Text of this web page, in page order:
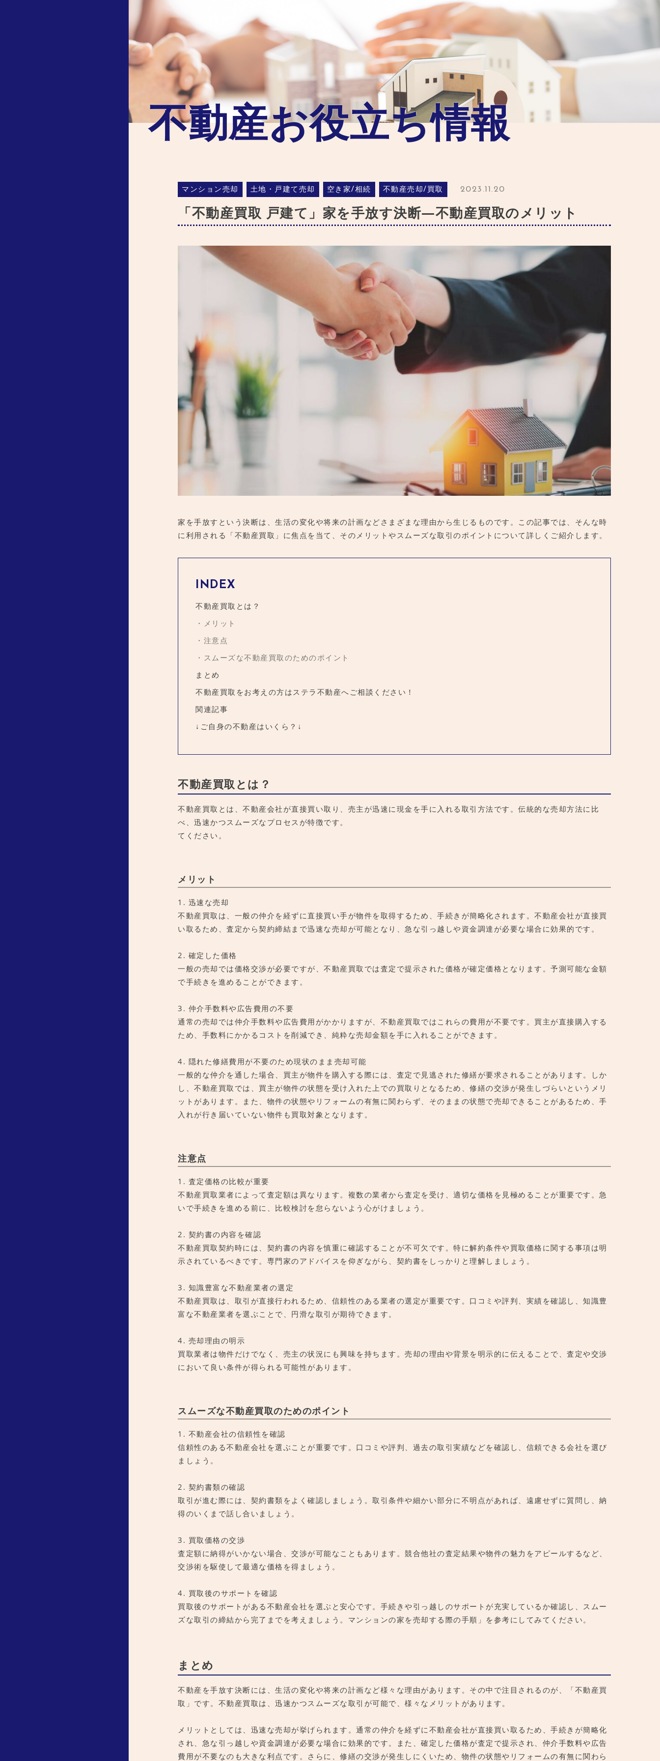
不動産お役立ち情報
マンション売却 土地・戸建て売却 空き家/相続 不動産売却/買取 2023.11.20
「不動産買取 戸建て」家を手放す決断―不動産買取のメリット
家を手放すという決断は、生活の変化や将来の計画などさまざまな理由から生じるものです。この記事では、そんな時
に利用される「不動産買取」に焦点を当て、そのメリットやスムーズな取引のポイントについて詳しくご紹介します。
INDEX
不動産買取とは？
メリット
注意点
スムーズな不動産買取のためのポイント
まとめ
不動産買取をお考えの方はステラ不動産へご相談ください！
関連記事
↓ご自身の不動産はいくら？↓
不動産買取とは？
不動産買取とは、不動産会社が直接買い取り、売主が迅速に現金を手に入れる取引方法です。伝統的な売却方法に比
べ、迅速かつスムーズなプロセスが特徴です。
てください。
メリット
1. 迅速な売却
不動産買取は、一般の仲介を経ずに直接買い手が物件を取得するため、手続きが簡略化されます。不動産会社が直接買
い取るため、査定から契約締結まで迅速な売却が可能となり、急な引っ越しや資金調達が必要な場合に効果的です。
2. 確定した価格
一般の売却では価格交渉が必要ですが、不動産買取では査定で提示された価格が確定価格となります。予測可能な金額
で手続きを進めることができます。
3. 仲介手数料や広告費用の不要
通常の売却では仲介手数料や広告費用がかかりますが、不動産買取ではこれらの費用が不要です。買主が直接購入する
ため、手数料にかかるコストを削減でき、純粋な売却金額を手に入れることができます。
4. 隠れた修繕費用が不要のため現状のまま売却可能
一般的な仲介を通した場合、買主が物件を購入する際には、査定で見逃された修繕が要求されることがあります。しか
し、不動産買取では、買主が物件の状態を受け入れた上での買取りとなるため、修繕の交渉が発生しづらいというメリ
ットがあります。また、物件の状態やリフォームの有無に関わらず、そのままの状態で売却できることがあるため、手
入れが行き届いていない物件も買取対象となります。
注意点
1. 査定価格の比較が重要
不動産買取業者によって査定額は異なります。複数の業者から査定を受け、適切な価格を見極めることが重要です。急
いで手続きを進める前に、比較検討を怠らないよう心がけましょう。
2. 契約書の内容を確認
不動産買取契約時には、契約書の内容を慎重に確認することが不可欠です。特に解約条件や買取価格に関する事項は明
示されているべきです。専門家のアドバイスを仰ぎながら、契約書をしっかりと理解しましょう。
3. 知識豊富な不動産業者の選定
不動産買取は、取引が直接行われるため、信頼性のある業者の選定が重要です。口コミや評判、実績を確認し、知識豊
富な不動産業者を選ぶことで、円滑な取引が期待できます。
4. 売却理由の明示
買取業者は物件だけでなく、売主の状況にも興味を持ちます。売却の理由や背景を明示的に伝えることで、査定や交渉
において良い条件が得られる可能性があります。
スムーズな不動産買取のためのポイント
1. 不動産会社の信頼性を確認
信頼性のある不動産会社を選ぶことが重要です。口コミや評判、過去の取引実績などを確認し、信頼できる会社を選び
ましょう。
2. 契約書類の確認
取引が進む際には、契約書類をよく確認しましょう。取引条件や細かい部分に不明点があれば、遠慮せずに質問し、納
得のいくまで話し合いましょう。
3. 買取価格の交渉
査定額に納得がいかない場合、交渉が可能なこともあります。競合他社の査定結果や物件の魅力をアピールするなど、
交渉術を駆使して最適な価格を得ましょう。
4. 買取後のサポートを確認
買取後のサポートがある不動産会社を選ぶと安心です。手続きや引っ越しのサポートが充実しているか確認し、スムー
ズな取引の締結から完了までを考えましょう。マンションの家を売却する際の手順」を参考にしてみてください。
まとめ
不動産を手放す決断には、生活の変化や将来の計画など様々な理由があります。その中で注目されるのが、「不動産買
取」です。不動産買取は、迅速かつスムーズな取引が可能で、様々なメリットがあります。
メリットとしては、迅速な売却が挙げられます。通常の仲介を経ずに不動産会社が直接買い取るため、手続きが簡略化
され、急な引っ越しや資金調達が必要な場合に効果的です。また、確定した価格が査定で提示され、仲介手数料や広告
費用が不要なのも大きな利点です。さらに、修繕の交渉が発生しにくいため、物件の状態やリフォームの有無に関わら